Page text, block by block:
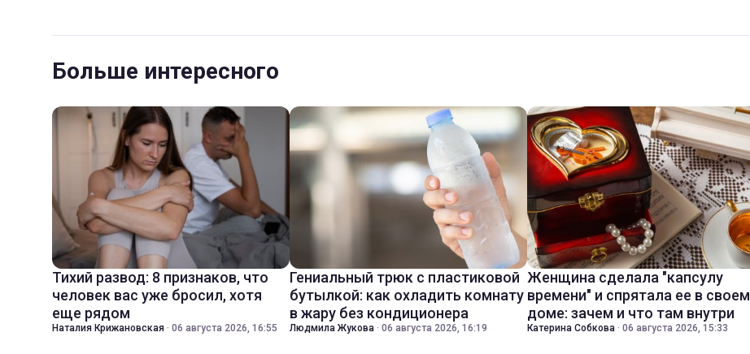
Больше интересного
Тихий развод: 8 признаков, что
человек вас уже бросил, хотя
еще рядом
Наталия Крижановская · 06 августа 2026, 16:55
Гениальный трюк с пластиковой
бутылкой: как охладить комнату
в жару без кондиционера
Людмила Жукова · 06 августа 2026, 16:19
Женщина сделала "капсулу
времени" и спрятала ее в своем
доме: зачем и что там внутри
Катерина Собкова · 06 августа 2026, 15:33